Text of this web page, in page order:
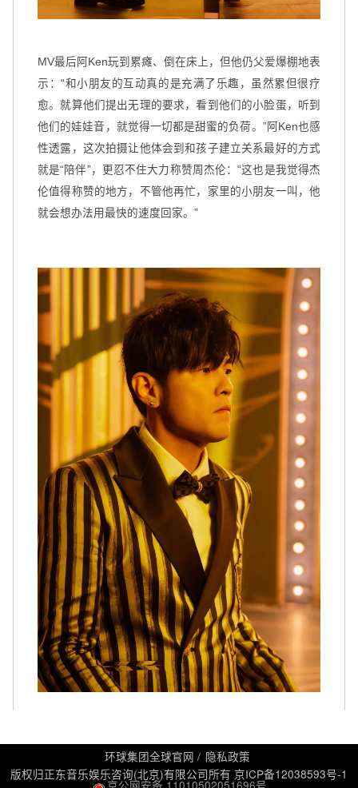
MV最后阿Ken玩到累瘫、倒在床上，但他仍父爱爆棚地表
示：“和小朋友的互动真的是充满了乐趣，虽然累但很疗
愈。就算他们提出无理的要求，看到他们的小脸蛋，听到
他们的娃娃音，就觉得一切都是甜蜜的负荷。”阿Ken也感
性透露，这次拍摄让他体会到和孩子建立关系最好的方式
就是“陪伴”，更忍不住大力称赞周杰伦：“这也是我觉得杰
伦值得称赞的地方，不管他再忙，家里的小朋友一叫，他
就会想办法用最快的速度回家。”
环球集团全球官网
隐私政策
版权归正东音乐娱乐咨询(北京)有限公司所有 京ICP备12038593号-1